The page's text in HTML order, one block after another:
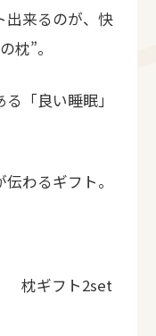
出来るのが、快
枕”。
「良い睡眠」
わるギフト。
枕ギフト2set